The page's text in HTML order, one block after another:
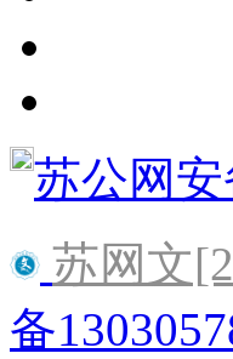
苏公网安
苏网文
备